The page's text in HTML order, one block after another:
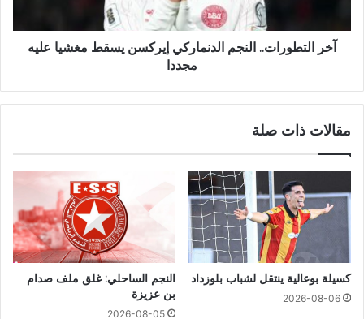
آخر التطورات.. النجم الدنماركي إيركسن يسقط مغشيا عليه
مجددا
مقالات ذات صلة
كسيلة بوعالية ينتقل لشباب بلوزداد
2026-08-06
النجم الساحلي: غلق ملف صدام
بن عزيزة
2026-08-05